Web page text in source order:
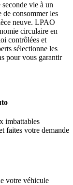
vie à un
consommer les
neuve. LPAO
circulaire en
contrôlées et
sélectionne les
pour vous garantir
imbattables
faites votre demande
votre véhicule